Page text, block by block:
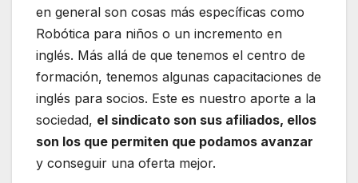
en general son cosas más específicas como
Robótica para niños o un incremento en
inglés. Más allá de que tenemos el centro de
formación, tenemos algunas capacitaciones de
inglés para socios. Este es nuestro aporte a la
sociedad, el sindicato son sus afiliados, ellos
son los que permiten que podamos avanzar
y conseguir una oferta mejor.